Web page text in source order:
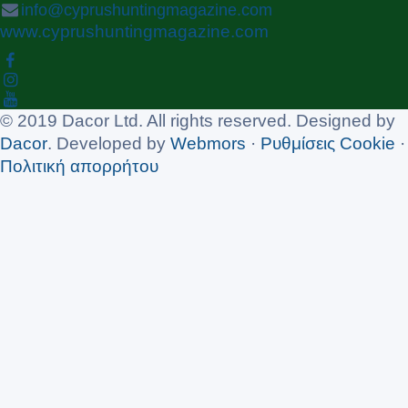
info@cyprushuntingmagazine.com
www.cyprushuntingmagazine.com
© 2019 Dacor Ltd. All rights reserved. Designed by
Dacor. Developed by Webmors · Ρυθμίσεις Cookie ·
Πολιτική απορρήτου